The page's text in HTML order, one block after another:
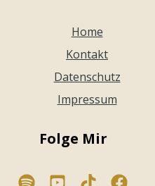
Home
Kontakt
Datenschutz
Impressum
Folge Mir